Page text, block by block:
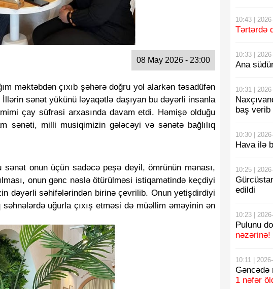
08 May 2026 - 23:00
məktəbdən çıxıb şəhərə doğru yol alarkən təsadüfən
sənət yükünü ləyaqətlə daşıyan bu dəyərli insanla
çay süfrəsi arxasında davam etdi. Həmişə olduğu
sənəti, milli musiqimizin gələcəyi və sənətə bağlılıq
onun üçün sadəcə peşə deyil, ömrünün mənası,
onun gənc nəslə ötürülməsi istiqamətində keçdiyi
dəyərli səhifələrindən birinə çevrilib. Onun yetişdirdiyi
uğurla çıxış etməsi də müəllim əməyinin ən
10:43 |
Tərtərdə
10:33 |
Ana
10:31 |
baş verib
10:30 |
Hava ilə
10:25 |
edildi
10:23 |
Pulunu
nəzərinə!
10:11 |
Gəncədə
1 nəfər